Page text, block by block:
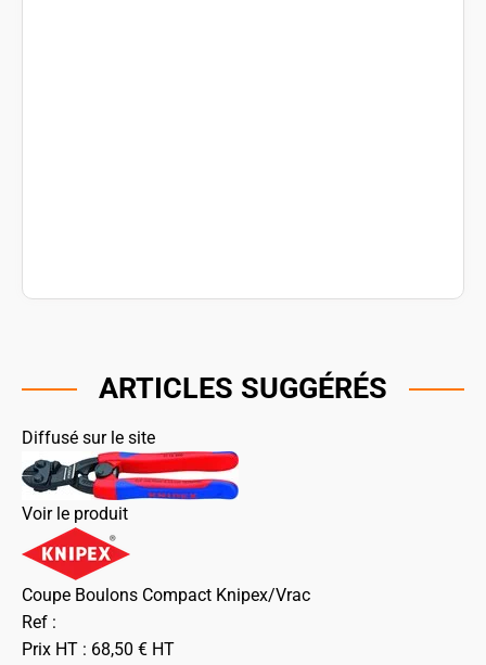
ARTICLES SUGGÉRÉS
Diffusé sur le site
Voir le produit
Coupe Boulons Compact Knipex/Vrac
Ref :
Prix HT : 68,50 € HT